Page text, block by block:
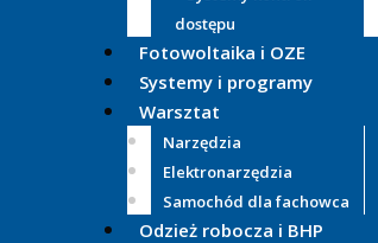
dostępu
Fotowoltaika i OZE
Systemy i programy
Warsztat
Narzędzia
Elektronarzędzia
Samochód dla fachowca
Odzież robocza i BHP